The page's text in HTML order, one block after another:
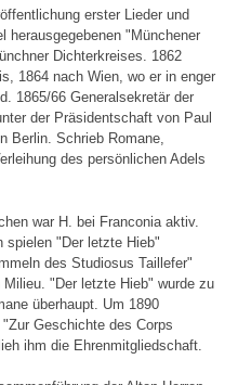
erster Lieder und
herausgegebenen "Münchener
Dichterkreises. 1862
1864 nach Wien, wo er in enger
1865/66 Generalsekretär der
der Präsidentschaft von Paul
Berlin. Schrieb Romane,
des persönlichen Adels
war H. bei Franconia aktiv.
spielen "Der letzte Hieb"
des Studiosus Taillefer"
"Der letzte Hieb" wurde zu
überhaupt. Um 1890
Geschichte des Corps
ihm die Ehrenmitgliedschaft.